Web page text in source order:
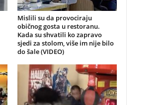
Mislili su da provociraju
običnog gosta u restoranu.
Kada su shvatili ko zapravo
sjedi za stolom, više im nije bilo
do šale (VIDEO)